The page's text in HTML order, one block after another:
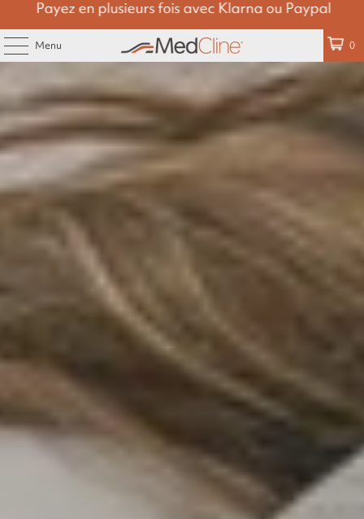
Payez en plusieurs fois avec Klarna ou Paypal
Menu 0